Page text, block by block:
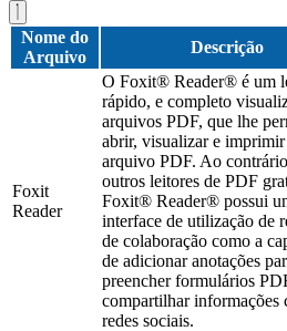
Nome do
Arquivo
Descrição
Foxit
Reader
O Foxit® Reader® é um
rápido, e completo
arquivos PDF, que lhe
abrir, visualizar e
arquivo PDF. Ao
outros leitores de PDF
Foxit® Reader® possui
interface de utilização de
de colaboração como a
de adicionar anotações
preencher formulários
compartilhar informações
redes sociais.